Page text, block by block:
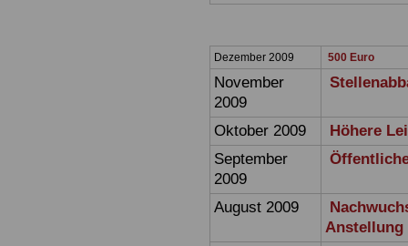
Dezember 2009 500 Euro
November
2009
Oktober 2009
Höhere
September
2009
August 2009
Anstellung